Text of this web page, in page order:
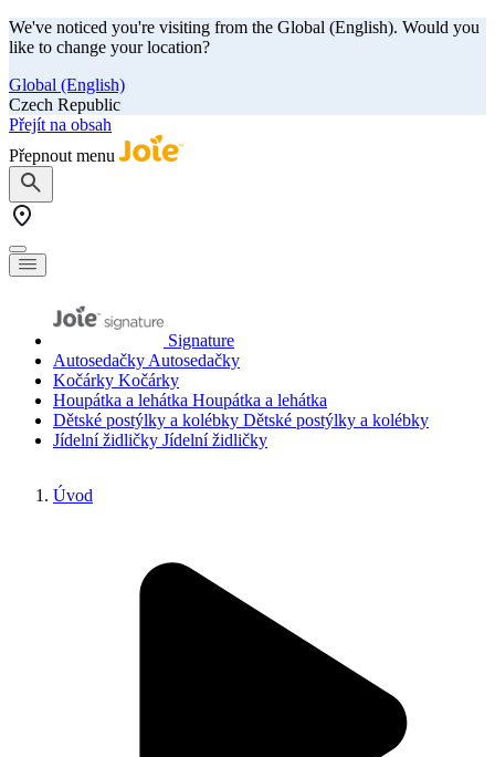
We've noticed you're visiting from the Global (English). Would you
like to change your location?
Global (English)
Czech Republic
Přejít na obsah
Přepnout menu
Signature
Autosedačky Autosedačky
Kočárky Kočárky
Houpátka a lehátka Houpátka a lehátka
Dětské postýlky a kolébky Dětské postýlky a kolébky
Jídelní židličky Jídelní židličky
Úvod